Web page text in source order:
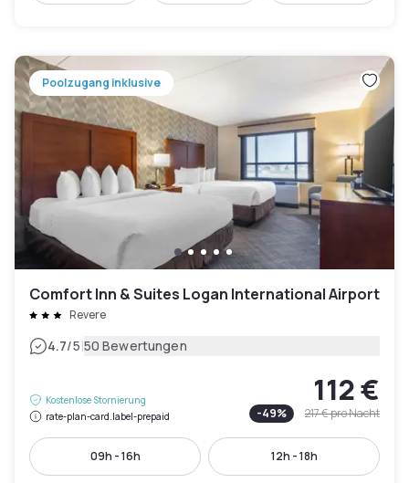
Poolzugang inklusive
Comfort Inn & Suites Logan International Airport
Revere
4.7/5|50 Bewertungen
Kostenlose Stornierung
rate-plan-card.label-prepaid
112 €
-49% 217 €pro Nacht
09h - 16h 12h - 18h